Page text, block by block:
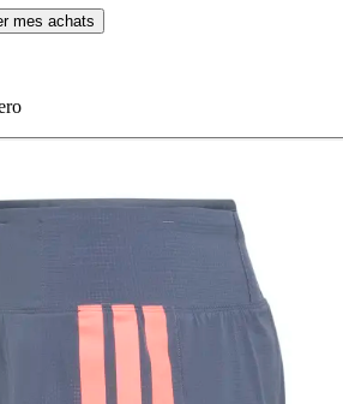
mes achats